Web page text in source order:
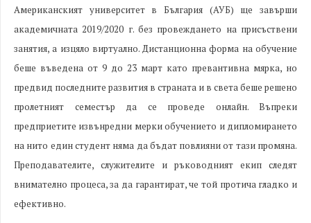
Американският университет в България (АУБ) ще завърши
академичната 2019/2020 г. без провеждането на присъствени
занятия, а изцяло виртуално. Дистанционна форма на обучение
беше въведена от 9 до 23 март като превантивна мярка, но
предвид последните развития в страната и в света беше решено
пролетният семестър да се проведе онлайн. Въпреки
предприетите извънредни мерки обучението и дипломирането
на нито един студент няма да бъдат повлияни от тази промяна.
Преподавателите, служителите и ръководният екип следят
внимателно процеса, за да гарантират, че той протича гладко и
ефективно.